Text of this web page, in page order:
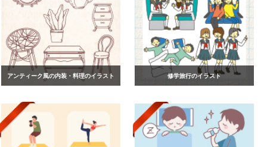
アンティーク風の内装・料理のイラスト 修学旅行のイラスト